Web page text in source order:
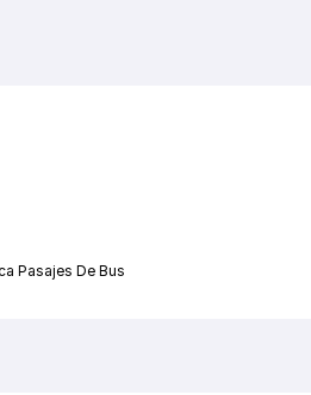
Pasajes De Bus